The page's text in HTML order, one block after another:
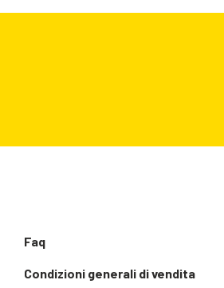
Faq
Condizioni generali di vendita